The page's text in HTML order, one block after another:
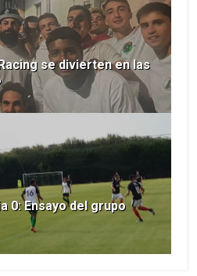
se divierten en las
0: Ensayo del grupo